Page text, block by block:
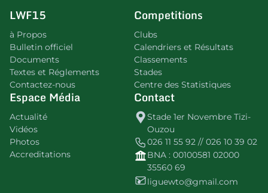
LWF15
à Propos
Bulletin officiel
Documents
Textes et Réglements
Contactez-nous
Competitions
Clubs
Calendriers et Résultats
Classements
Stades
Centre des Statistiques
Espace Média
Actualité
Vidéos
Photos
Accreditations
Contact
Stade 1er Novembre Tizi-
Ouzou
026 11 55 92 // 026 10 39 02
BNA : 00100581 02000
35560 69
liguewto@gmail.com